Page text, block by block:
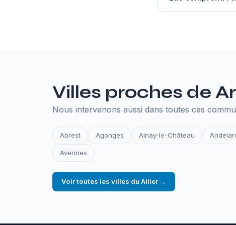
Villes proches de
Nous intervenons aussi dans toutes ces
Abrest Agonges Ainay-le-Château
Avermes
Voir toutes les villes du Allier →